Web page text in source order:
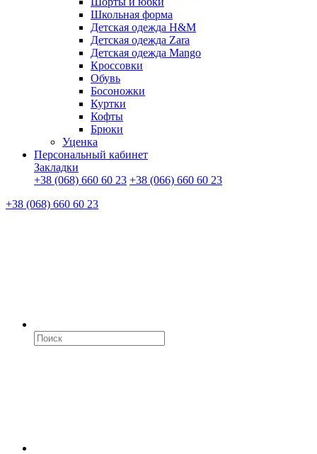
Школьная форма
Детская одежда H&M
Детская одежда Zara
Детская одежда Mango
Кроссовки
Обувь
Босоножки
Куртки
Кофты
Брюки
Уценка
Персональный кабинет
Закладки
+38 (068) 660 60 23 +38 (066) 660 60 23
+38 (068) 660 60 23